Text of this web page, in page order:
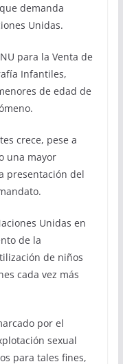
demanda
Unidas.
para la Venta de
Infantiles,
de edad de
crece, pese a
una mayor
presentación del
Unidas en
de la
de niños
cada vez más
por el
sexual
para tales fines,